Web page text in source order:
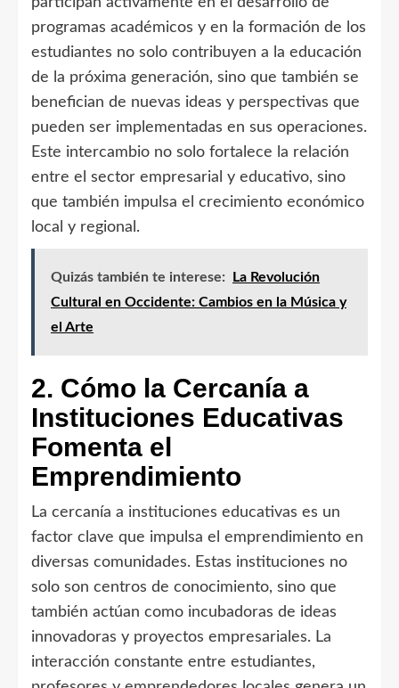
programas académicos y en la formación de los
estudiantes no solo contribuyen a la educación
de la próxima generación, sino que también se
benefician de nuevas ideas y perspectivas que
pueden ser implementadas en sus operaciones.
Este intercambio no solo fortalece la relación
entre el sector empresarial y educativo, sino
que también impulsa el crecimiento económico
local y regional.
Quizás también te interese:
La Revolución
Cultural en Occidente: Cambios en la Música y
el Arte
2. Cómo la Cercanía a
Instituciones Educativas
Fomenta el
Emprendimiento
La cercanía a instituciones educativas es un
factor clave que impulsa el emprendimiento en
diversas comunidades. Estas instituciones no
solo son centros de conocimiento, sino que
también actúan como incubadoras de ideas
innovadoras y proyectos empresariales. La
interacción constante entre estudiantes,